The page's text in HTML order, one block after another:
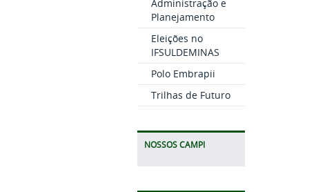
Administração e
Planejamento
Eleições no
IFSULDEMINAS
Polo Embrapii
Trilhas de Futuro
NOSSOS CAMPI